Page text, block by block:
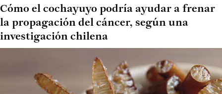
Cómo el cochayuyo podría ayudar a frenar
la propagación del cáncer, según una
investigación chilena